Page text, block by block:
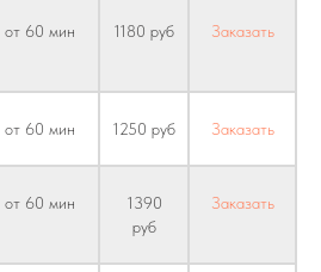
от 60 мин 1180 руб Заказать
от 60 мин 1250 руб Заказать
от 60 мин
1390
руб
Заказать